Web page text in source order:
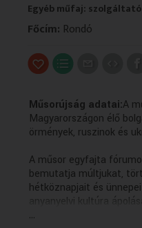
Egyéb műfaj:
Főcím: Rondó
Műsorújság adatai:A
Magyarországon élő
örmények, ruszinok és
A műsor egyfajta
bemutatja múltjukat,
hétköznapjait és
anyanyelvi kultúra
anyagok többsége az
...